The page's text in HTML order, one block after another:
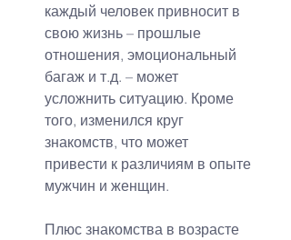
каждый человек привносит в
свою жизнь – прошлые
отношения, эмоциональный
багаж и т.д. – может
усложнить ситуацию. Кроме
того, изменился круг
знакомств, что может
привести к различиям в опыте
мужчин и женщин.
Плюс знакомства в возрасте